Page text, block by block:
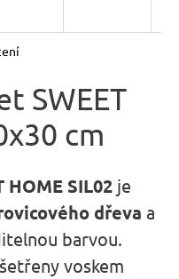
SWEET
cm
HOME SIL02 je
dřeva a
barvou.
voskem